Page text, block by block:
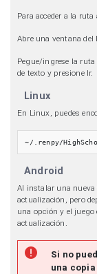
Para acceder a la ruta
Abre una ventana del
Pegue/ingrese la ruta
de texto y presione Ir.
Linux
En Linux, puedes
~/.renpy/
Android
Al instalar una nueva
actualización, pero
una opción y el
actualización.
Si no
una